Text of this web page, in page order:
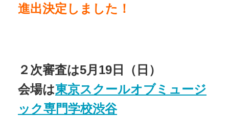
進出決定しました！
２次審査は5月19日（日）
会場は東京スクールオブミュージ
ック専門学校渋谷